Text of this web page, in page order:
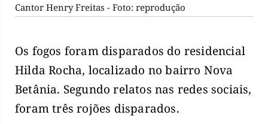
Cantor Henry Freitas - Foto: reprodução
Os fogos foram disparados do residencial
Hilda Rocha, localizado no bairro Nova
Betânia. Segundo relatos nas redes sociais,
foram três rojões disparados.